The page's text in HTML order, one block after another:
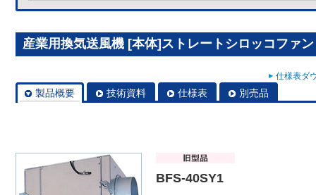
産業用換気送風機 [本体]ストレートシロッコファ
仕様表ダ
製品概要 技術資料 仕様表 別売品
BFS-40SY1